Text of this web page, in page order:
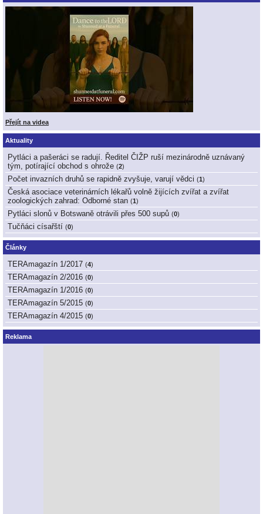
Přejít na videa
Aktuality
Pytláci a pašeráci se radují. Ředitel ČIŽP ruší mezinárodně uznávaný
tým, potírající obchod s ohrože (2)
Počet invazních druhů se rapidně zvyšuje, varují vědci (1 )
Česká asociace veterinárních lékařů volně žijících zvířat a zvířat
zoologických zahrad: Odborné stan (1 )
Pytláci slonů v Botswaně otrávili přes 500 supů (0)
Tučňáci císařští (0)
Články
TERAmagazín 1/2017 (4)
TERAmagazín 2/2016 (0)
TERAmagazín 1/2016 (0)
TERAmagazín 5/2015 (0)
TERAmagazín 4/2015 (0)
Reklama